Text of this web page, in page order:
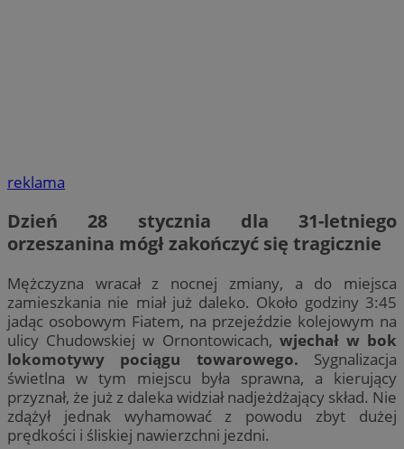
reklama
Dzień 28 stycznia dla 31-letniego
orzeszanina mógł zakończyć się tragicznie
Mężczyzna wracał z nocnej zmiany, a do miejsca
zamieszkania nie miał już daleko. Około godziny 3:45
jadąc osobowym Fiatem, na przejeździe kolejowym na
ulicy Chudowskiej w Ornontowicach, wjechał w bok
lokomotywy pociągu towarowego. Sygnalizacja
świetlna w tym miejscu była sprawna, a kierujący
przyznał, że już z daleka widział nadjeżdżający skład. Nie
zdążył jednak wyhamować z powodu zbyt dużej
prędkości i śliskiej nawierzchni jezdni.